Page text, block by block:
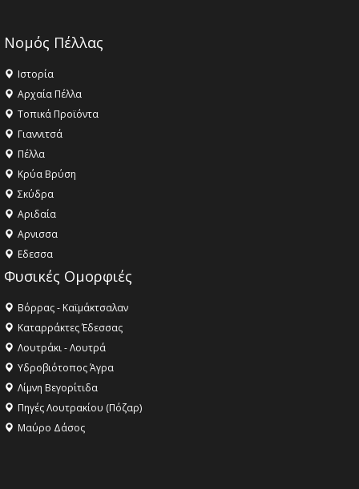
Νομός Πέλλας
Ιστορία
Αρχαία Πέλλα
Τοπικά Προϊόντα
Γιαννιτσά
Πέλλα
Κρύα Βρύση
Σκύδρα
Αριδαία
Aρνισσα
Eδεσσα
Φυσικές Ομορφιές
Βόρρας - Καϊμάκτσαλαν
Καταρράκτες Έδεσσας
Λουτράκι - Λουτρά
Υδροβιότοπος Άγρα
Λίμνη Βεγορίτιδα
Πηγές Λουτρακίου (Πόζαρ)
Μαύρο Δάσος